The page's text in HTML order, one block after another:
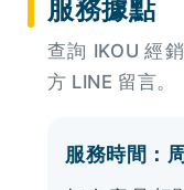
服務據點
查詢 IKOU 經
方 LINE 留言。
服務時間：